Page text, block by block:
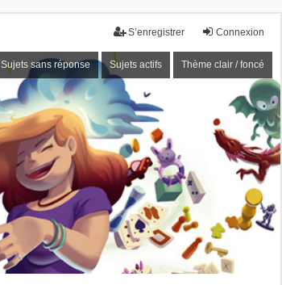
Connexion
S’enregistrer
Sujets sans réponse Sujets actifs Thème clair / foncé